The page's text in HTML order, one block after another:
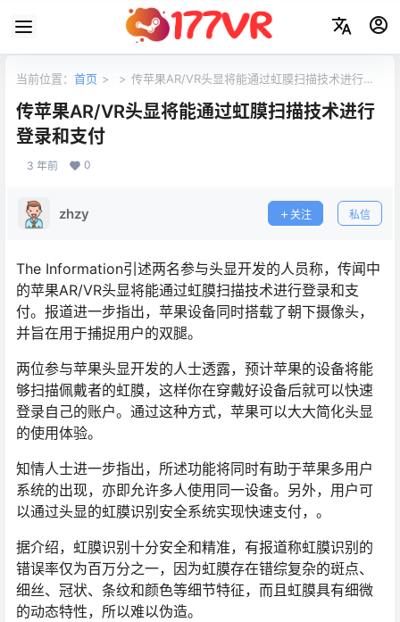
当前位置： 首页 > > 传苹果AR/VR头显将能通过虹膜扫描技术进行登
传苹果AR/VR头显将能通过虹膜扫描技术进行
登录和支付
3 年前 0
zhzy 关注 私信
The Information引述两名参与头显开发的人员称，传闻中
的苹果AR/VR头显将能通过虹膜扫描技术进行登录和支
付。报道进一步指出，苹果设备同时搭载了朝下摄像头，
并旨在用于捕捉用户的双腿。
两位参与苹果头显开发的人士透露，预计苹果的设备将能
够扫描佩戴者的虹膜，这样你在穿戴好设备后就可以快速
登录自己的账户。通过这种方式，苹果可以大大简化头显
的使用体验。
知情人士进一步指出，所述功能将同时有助于苹果多用户
系统的出现，亦即允许多人使用同一设备。另外，用户可
以通过头显的虹膜识别安全系统实现快速支付，。
据介绍，虹膜识别十分安全和精准，有报道称虹膜识别的
错误率仅为百万分之一，因为虹膜存在错综复杂的斑点、
细丝、冠状、条纹和颜色等细节特征，而且虹膜具有细微
的动态特性，所以难以伪造。